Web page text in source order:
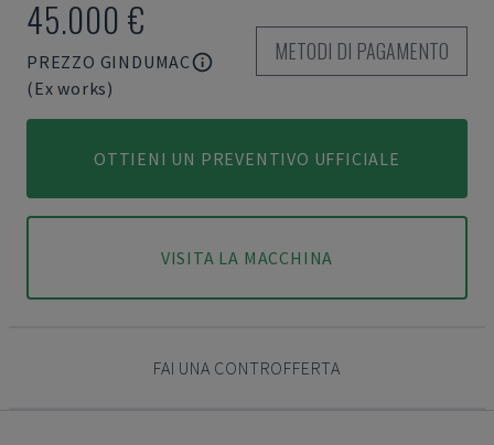
45.000 €
PREZZO GINDUMAC
(Ex works)
METODI DI PAGAMENTO
OTTIENI UN PREVENTIVO UFFICIALE
VISITA LA MACCHINA
FAI UNA CONTROFFERTA